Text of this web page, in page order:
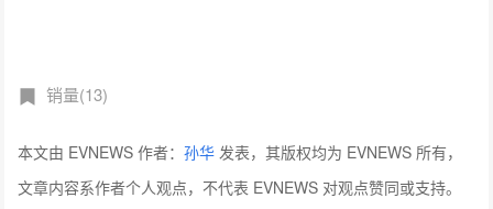
销量(13)
本文由 EVNEWS 作者：孙华 发表，其版权均为 EVNEWS 所有，
文章内容系作者个人观点，不代表 EVNEWS 对观点赞同或支持。